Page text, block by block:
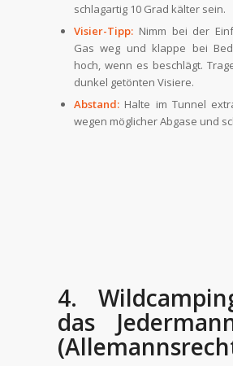
schlagartig 10 Grad kälter sein.
Visier-Tipp:Nimm bei der
Gas weg und klappe bei
hoch, wenn es beschlägt.
dunkel getönten Visiere.
Abstand:Halte im Tunnel
wegen möglicher Abgase und
4.
das